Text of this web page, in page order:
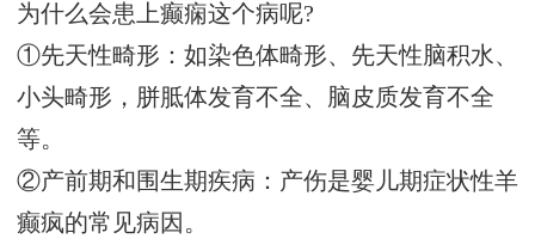
为什么会患上癫痫这个病呢?
①先天性畸形：如染色体畸形、先天性脑积水、
小头畸形，胼胝体发育不全、脑皮质发育不全
等。
②产前期和围生期疾病：产伤是婴儿期症状性羊
癫疯的常见病因。